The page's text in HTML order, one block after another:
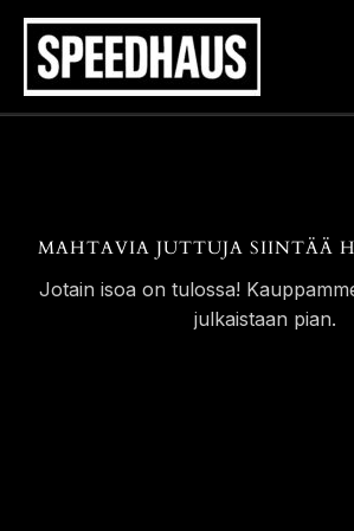
Siirry
sisältöön
MAHTAVIA JUTTUJA SIINTÄÄ
Jotain isoa on tulossa!
julkaistaan pian.